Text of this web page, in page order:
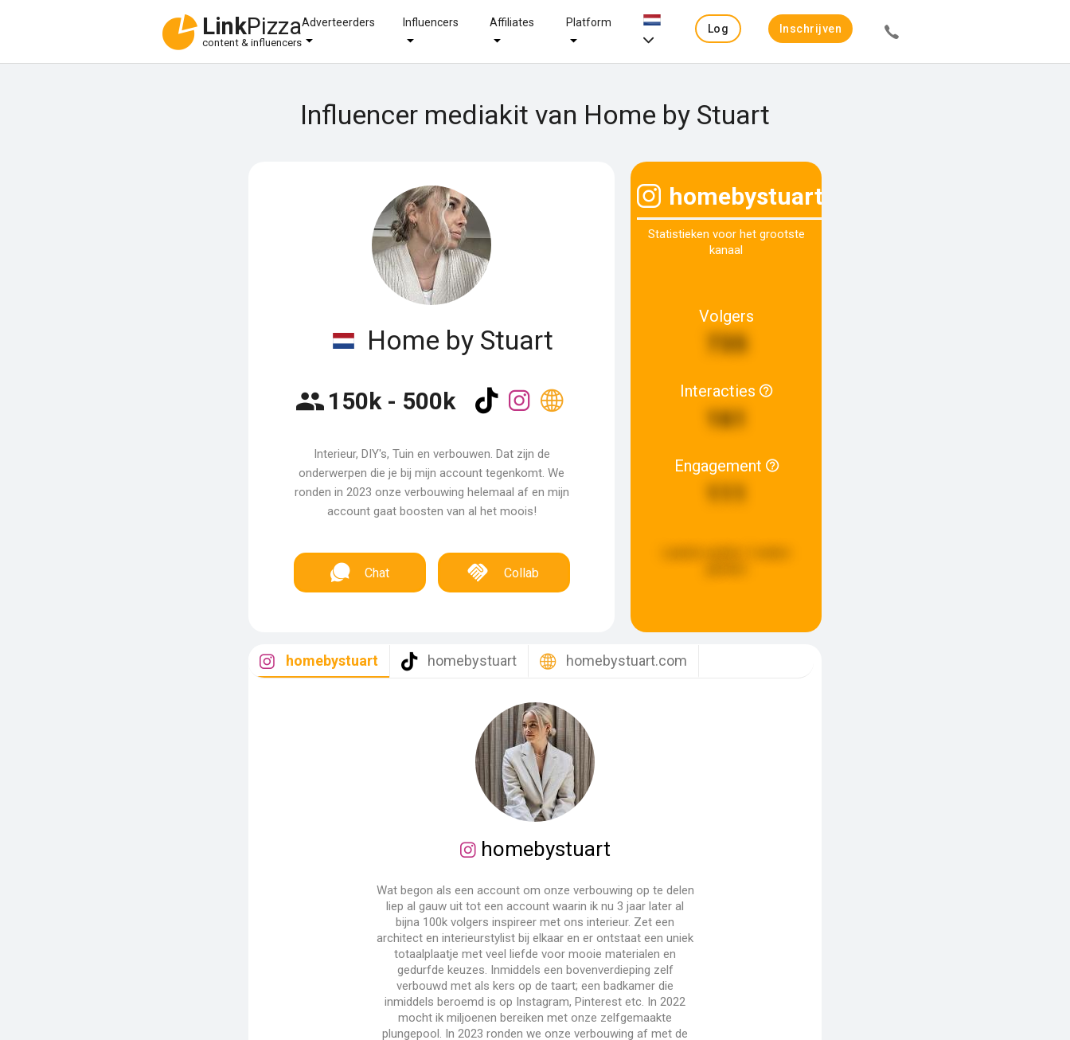
LinkPizza
content & influencers
Adverteerders Influencers Affiliates Platform
Log
Inschrijven
Influencer mediakit van Home by Stuart
Home by Stuart
150k - 500k
Interieur, DIY's, Tuin en verbouwen. Dat zijn de
onderwerpen die je bij mijn account tegenkomt. We
ronden in 2023 onze verbouwing helemaal af en mijn
account gaat boosten van al het moois!
Chat Collab
homebystuart
Statistieken voor het grootste
kanaal
Volgers
735
Interacties
161
Engagement
111
homebystuart homebystuart homebystuart.com
homebystuart
Wat begon als een account om onze verbouwing op te delen
liep al gauw uit tot een account waarin ik nu 3 jaar later al
bijna 100k volgers inspireer met ons interieur. Zet een
architect en interieurstylist bij elkaar en er ontstaat een uniek
totaalplaatje met veel liefde voor mooie materialen en
gedurfde keuzes. Inmiddels een bovenverdieping zelf
verbouwd met als kers op de taart; een badkamer die
inmiddels beroemd is op Instagram, Pinterest etc. In 2022
mocht ik miljoenen bereiken met onze zelfgemaakte
plungepool. In 2023 ronden we onze verbouwing af met de